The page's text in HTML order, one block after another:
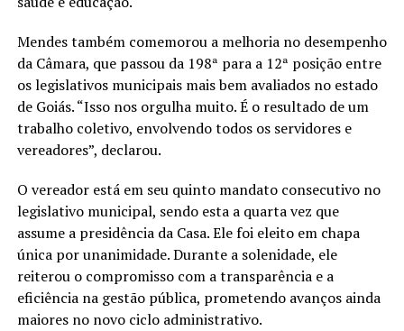
Mendes também comemorou a melhoria no desempenho
da Câmara, que passou da 198ª para a 12ª posição entre
os legislativos municipais mais bem avaliados no estado
de Goiás. “Isso nos orgulha muito. É o resultado de um
trabalho coletivo, envolvendo todos os servidores e
vereadores”, declarou.
O vereador está em seu quinto mandato consecutivo no
legislativo municipal, sendo esta a quarta vez que
assume a presidência da Casa. Ele foi eleito em chapa
única por unanimidade. Durante a solenidade, ele
reiterou o compromisso com a transparência e a
eficiência na gestão pública, prometendo avanços ainda
maiores no novo ciclo administrativo.